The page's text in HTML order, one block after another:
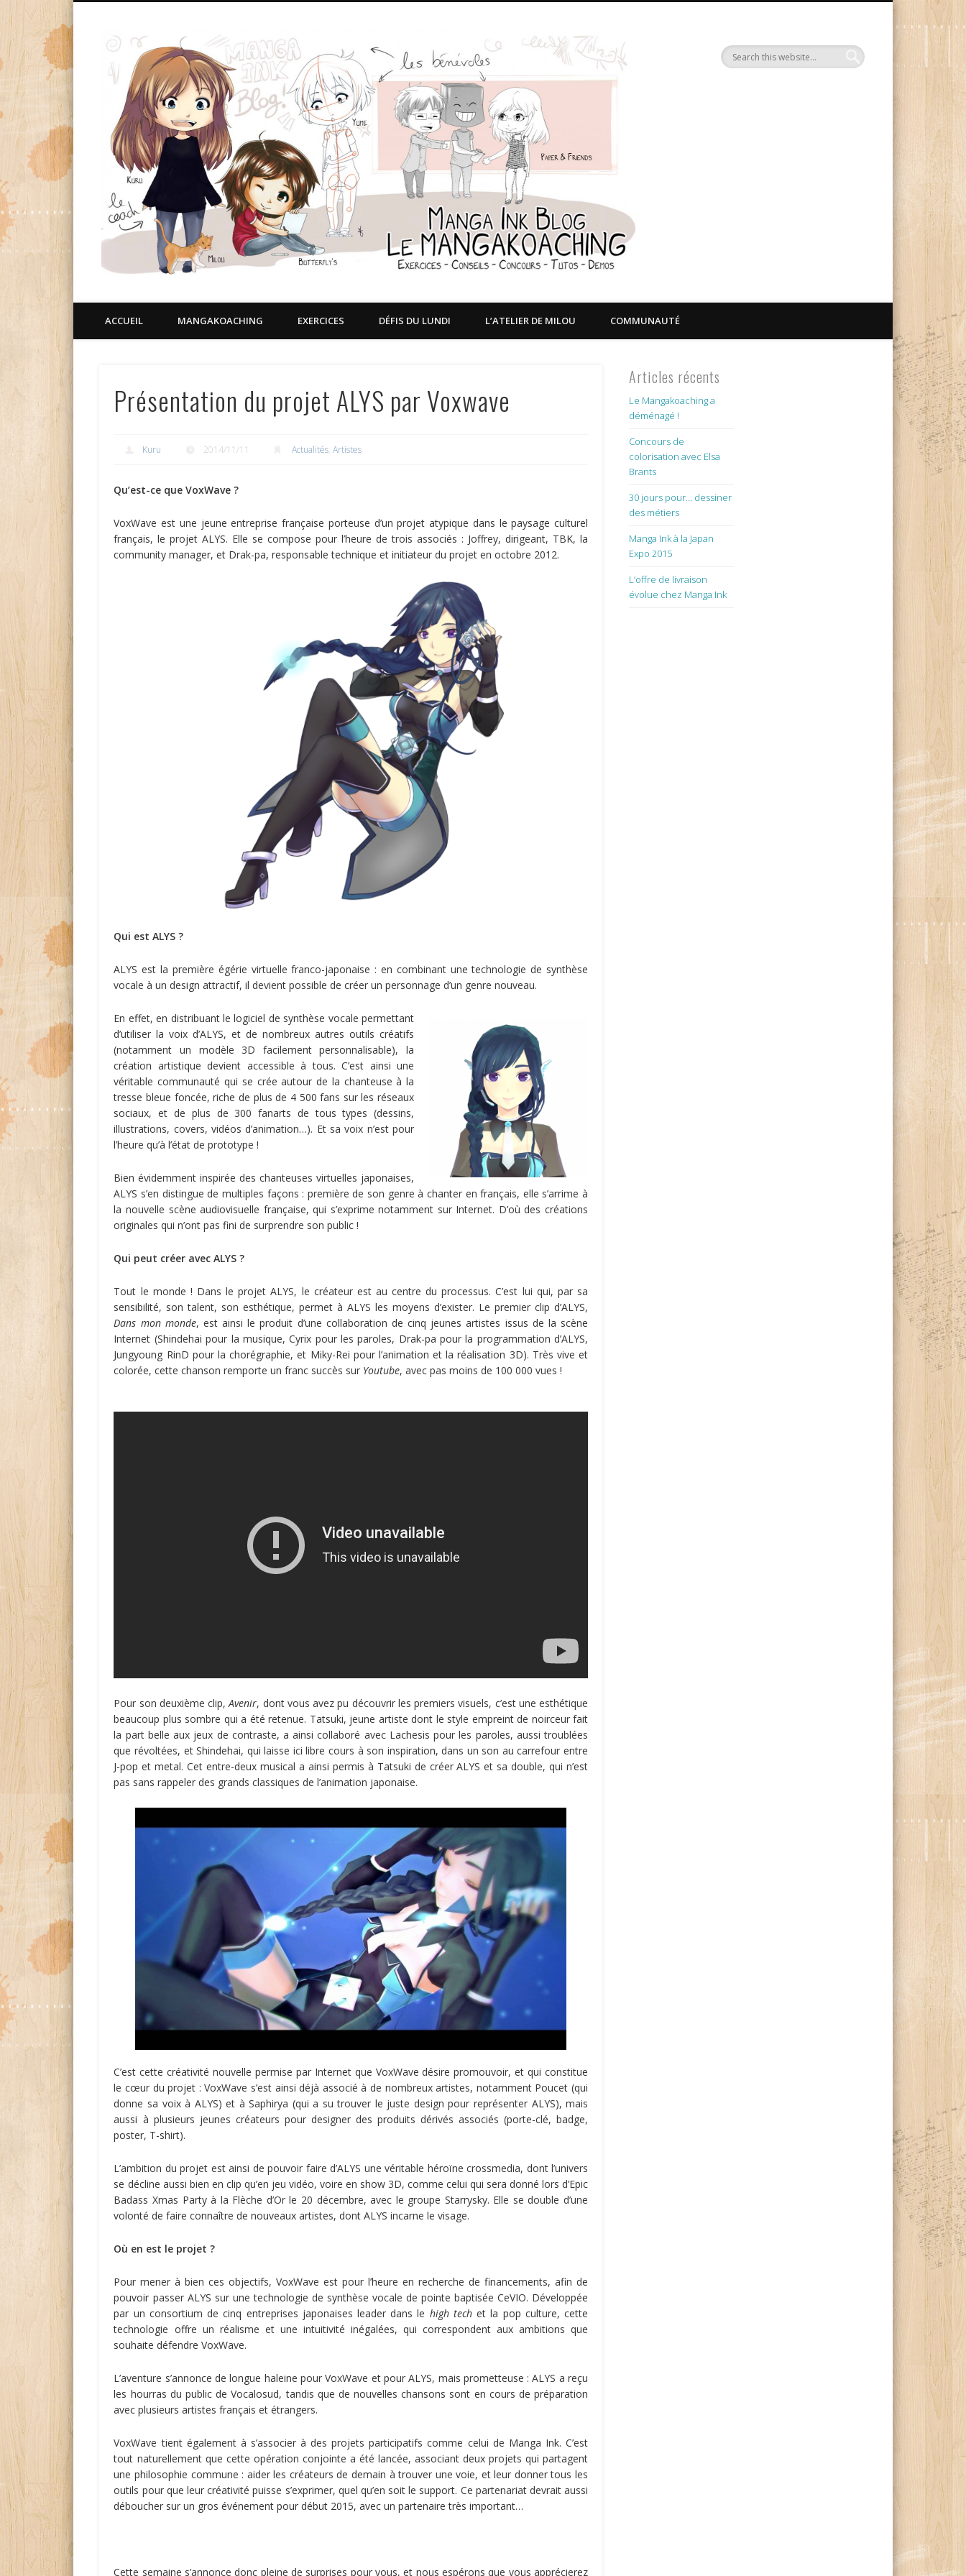
Le Blog Manga Ink
ACCUEIL MANGAKOACHING EXERCICES DÉFIS DU LUNDI L’ATELIER DE MILOU COMMUNAUTÉ
Présentation du projet ALYS par Voxwave
Kuru 2014/11/11 Actualités,Artistes
Qu’est-ce que VoxWave ?
VoxWave est une jeune entreprise française porteuse d’un projet atypique dans le paysage culturel
français, le projet ALYS. Elle se compose pour l’heure de trois associés : Joffrey, dirigeant, TBK, la
community manager, et Drak-pa, responsable technique et initiateur du projet en octobre 2012.
Qui est ALYS ?
ALYS est la première égérie virtuelle franco-japonaise : en combinant une technologie de synthèse
vocale à un design attractif, il devient possible de créer un personnage d’un genre nouveau.
En effet, en distribuant le logiciel de synthèse vocale permettant
d’utiliser la voix d’ALYS, et de nombreux autres outils créatifs
(notamment un modèle 3D facilement personnalisable), la
création artistique devient accessible à tous. C’est ainsi une
véritable communauté qui se crée autour de la chanteuse à la
tresse bleue foncée, riche de plus de 4 500 fans sur les réseaux
sociaux, et de plus de 300 fanarts de tous types (dessins,
illustrations, covers, vidéos d’animation…). Et sa voix n’est pour
l’heure qu’à l’état de prototype !
Bien évidemment inspirée des chanteuses virtuelles japonaises,
ALYS s’en distingue de multiples façons : première de son genre à chanter en français, elle s’arrime à
la nouvelle scène audiovisuelle française, qui s’exprime notamment sur Internet. D’où des créations
originales qui n’ont pas fini de surprendre son public !
Qui peut créer avec ALYS ?
Tout le monde ! Dans le projet ALYS, le créateur est au centre du processus. C’est lui qui, par sa
sensibilité, son talent, son esthétique, permet à ALYS les moyens d’exister. Le premier clip d’ALYS,
Dans mon monde, est ainsi le produit d’une collaboration de cinq jeunes artistes issus de la scène
Internet (Shindehai pour la musique, Cyrix pour les paroles, Drak-pa pour la programmation d’ALYS,
Jungyoung RinD pour la chorégraphie, et Miky-Rei pour l’animation et la réalisation 3D). Très vive et
colorée, cette chanson remporte un franc succès sur Youtube, avec pas moins de 100 000 vues !
Pour son deuxième clip,Avenir, dont vous avez pu découvrir les premiers visuels, c’est une esthétique
beaucoup plus sombre qui a été retenue. Tatsuki, jeune artiste dont le style empreint de noirceur fait
la part belle aux jeux de contraste, a ainsi collaboré avec Lachesis pour les paroles, aussi troublées
que révoltées, et Shindehai, qui laisse ici libre cours à son inspiration, dans un son au carrefour entre
J-pop et metal. Cet entre-deux musical a ainsi permis à Tatsuki de créer ALYS et sa double, qui n’est
pas sans rappeler des grands classiques de l’animation japonaise.
C’est cette créativité nouvelle permise par Internet que VoxWave désire promouvoir, et qui constitue
le cœur du projet : VoxWave s’est ainsi déjà associé à de nombreux artistes, notamment Poucet (qui
donne sa voix à ALYS) et à Saphirya (qui a su trouver le juste design pour représenter ALYS), mais
aussi à plusieurs jeunes créateurs pour designer des produits dérivés associés (porte-clé, badge,
poster, T-shirt).
L’ambition du projet est ainsi de pouvoir faire d’ALYS une véritable héroïne crossmedia, dont l’univers
se décline aussi bien en clip qu’en jeu vidéo, voire en show 3D, comme celui qui sera donné lors d’Epic
Badass Xmas Party à la Flèche d’Or le 20 décembre, avec le groupe Starrysky. Elle se double d’une
volonté de faire connaître de nouveaux artistes, dont ALYS incarne le visage.
Où en est le projet ?
Pour mener à bien ces objectifs, VoxWave est pour l’heure en recherche de financements, afin de
pouvoir passer ALYS sur une technologie de synthèse vocale de pointe baptisée CeVIO. Développée
par un consortium de cinq entreprises japonaises leader dans le high techet la pop culture, cette
technologie offre un réalisme et une intuitivité inégalées, qui correspondent aux ambitions que
souhaite défendre VoxWave.
L’aventure s’annonce de longue haleine pour VoxWave et pour ALYS, mais prometteuse : ALYS a reçu
les hourras du public de Vocalosud, tandis que de nouvelles chansons sont en cours de préparation
avec plusieurs artistes français et étrangers.
VoxWave tient également à s’associer à des projets participatifs comme celui de Manga Ink. C’est
tout naturellement que cette opération conjointe a été lancée, associant deux projets qui partagent
une philosophie commune : aider les créateurs de demain à trouver une voie, et leur donner tous les
outils pour que leur créativité puisse s’exprimer, quel qu’en soit le support. Ce partenariat devrait aussi
déboucher sur un gros événement pour début 2015, avec un partenaire très important…
Cette semaine s’annonce donc pleine de surprises pour vous, et nous espérons que vous apprécierez
Articles récents
Le Mangakoaching a
déménagé !
Concours de
colorisation avec Elsa
Brants
30 jours pour… dessiner
des métiers
Manga Ink à la Japan
Expo 2015
L’offre de livraison
évolue chez Manga Ink